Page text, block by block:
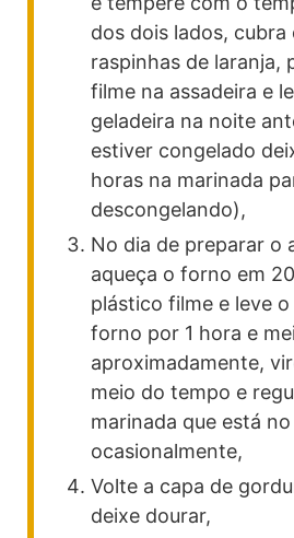
dos dois lados, cubra
raspinhas de laranja,
filme na assadeira e
geladeira na noite
estiver congelado
horas na marinada
descongelando),
No dia de preparar o
aqueça o forno em
plástico filme e leve
forno por 1 hora e
aproximadamente,
meio do tempo e
marinada que está
ocasionalmente,
Volte a capa de
deixe dourar,